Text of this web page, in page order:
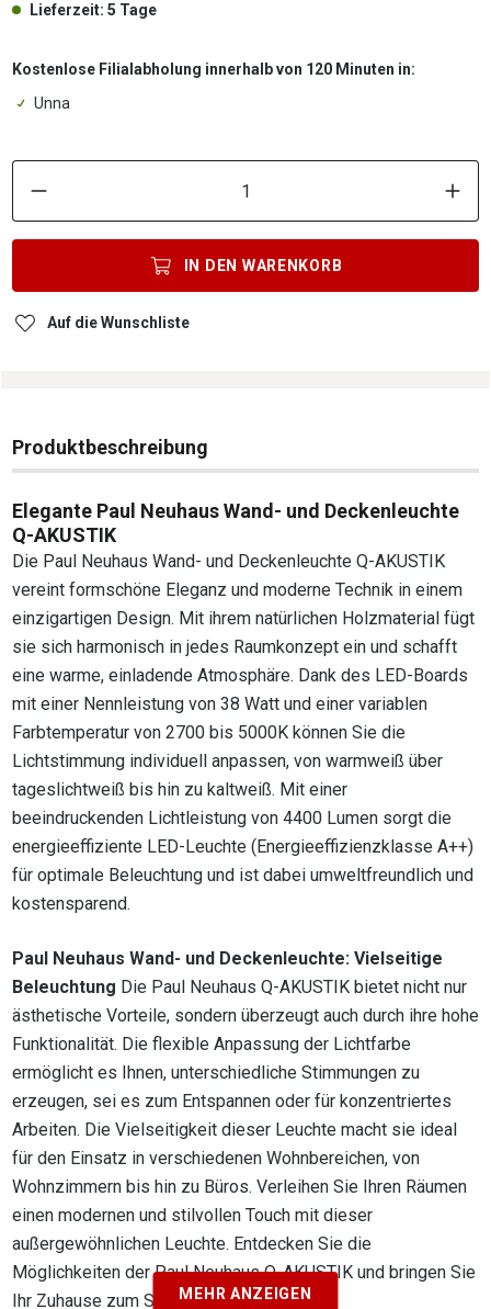
Lieferzeit: 5 Tage
Kostenlose Filialabholung innerhalb von 120 Minuten in:
Unna
IN DEN WARENKORB
Auf die Wunschliste
Produktbeschreibung
Elegante Paul Neuhaus Wand- und Deckenleuchte
Q-AKUSTIK
Die Paul Neuhaus Wand- und Deckenleuchte Q-AKUSTIK
vereint formschöne Eleganz und moderne Technik in einem
einzigartigen Design. Mit ihrem natürlichen Holzmaterial fügt
sie sich harmonisch in jedes Raumkonzept ein und schafft
eine warme, einladende Atmosphäre. Dank des LED-Boards
mit einer Nennleistung von 38 Watt und einer variablen
Farbtemperatur von 2700 bis 5000K können Sie die
Lichtstimmung individuell anpassen, von warmweiß über
tageslichtweiß bis hin zu kaltweiß. Mit einer
beeindruckenden Lichtleistung von 4400 Lumen sorgt die
energieeffiziente LED-Leuchte (Energieeffizienzklasse A++)
für optimale Beleuchtung und ist dabei umweltfreundlich und
kostensparend.
Paul Neuhaus Wand- und Deckenleuchte: Vielseitige
Beleuchtung Die Paul Neuhaus Q-AKUSTIK bietet nicht nur
ästhetische Vorteile, sondern überzeugt auch durch ihre hohe
Funktionalität. Die flexible Anpassung der Lichtfarbe
ermöglicht es Ihnen, unterschiedliche Stimmungen zu
erzeugen, sei es zum Entspannen oder für konzentriertes
Arbeiten. Die Vielseitigkeit dieser Leuchte macht sie ideal
für den Einsatz in verschiedenen Wohnbereichen, von
Wohnzimmern bis hin zu Büros. Verleihen Sie Ihren Räumen
einen modernen und stilvollen Touch mit dieser
außergewöhnlichen Leuchte. Entdecken Sie die
Möglichkeiten der Paul Neuhaus Q-AKUSTIK und bringen Sie
Ihr Zuhause zum Strahlen.MEHR ANZEIGEN